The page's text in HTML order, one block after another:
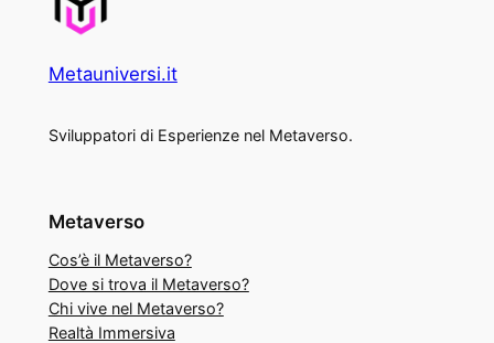
Metauniversi.it
Sviluppatori di Esperienze nel Metaverso.
Metaverso
Cos’è il Metaverso?
Dove si trova il Metaverso?
Chi vive nel Metaverso?
Realtà Immersiva